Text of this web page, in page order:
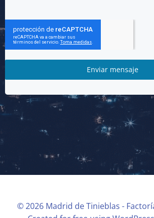
Enviar mensaje
© 2026 Madrid de Tinieblas -